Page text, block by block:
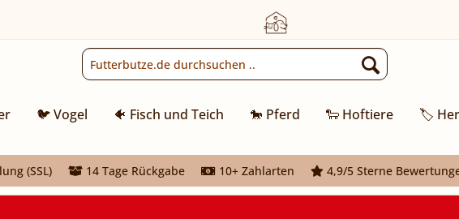
🐦 Vogel 🐠 Fisch und Teich 🐎 Pferd 🐑 Hoftiere 🏷️
(SSL) 14 Tage Rückgabe 10+ Zahlarten 4,9/5 Sterne